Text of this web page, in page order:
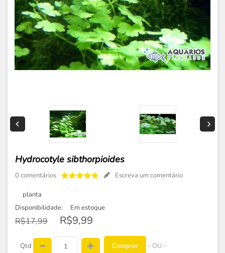
Hydrocotyle sibthorpioides
0 comentários Escreva um comentário
planta
Disponibilidade:
Em estoque
R$17,99 R$9,99
Qtd Comprar - OU -